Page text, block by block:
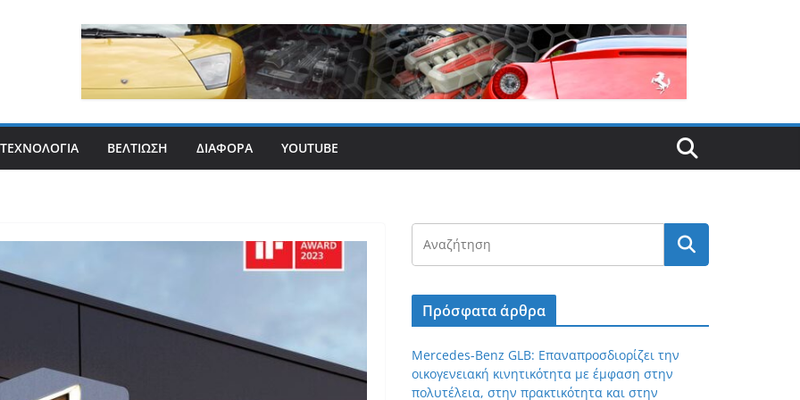
ΤΕΧΝΟΛΟΓΊΑ ΒΕΛΤΊΩΣΗ ΔΙΆΦΟΡΑ YOUTUBE
Πρόσφατα άρθρα
Mercedes-Benz GLB: Επαναπροσδιορίζει την
οικογενειακή κινητικότητα με έμφαση στην
πολυτέλεια, στην πρακτικότητα και στην